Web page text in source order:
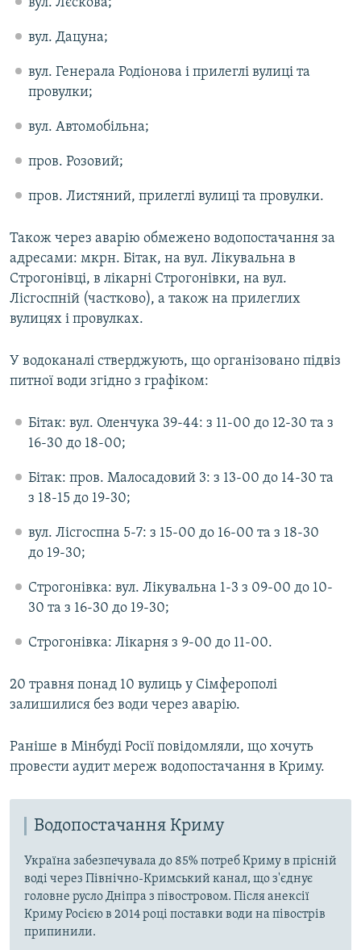
вул. Лєскова;
вул. Дацуна;
вул. Генерала Родіонова і прилеглі вулиці та
провулки;
вул. Автомобільна;
пров. Розовий;
пров. Листяний, прилеглі вулиці та провулки.
Також через аварію обмежено водопостачання за
адресами: мкрн. Бітак, на вул. Лікувальна в
Строгонівці, в лікарні Строгонівки, на вул.
Лісгоспній (частково), а також на прилеглих
вулицях і провулках.
У водоканалі стверджують, що організовано підвіз
питної води згідно з графіком:
Бітак: вул. Оленчука 39-44: з 11-00 до 12-30 та з
16-30 до 18-00;
Бітак: пров. Малосадовий 3: з 13-00 до 14-30 та
з 18-15 до 19-30;
вул. Лісгоспна 5-7: з 15-00 до 16-00 та з 18-30
до 19-30;
Строгонівка: вул. Лікувальна 1-3 з 09-00 до 10-
30 та з 16-30 до 19-30;
Строгонівка: Лікарня з 9-00 до 11-00.
20 травня понад 10 вулиць у Сімферополі
залишилися без води через аварію.
Раніше в Мінбуді Росії повідомляли, що хочуть
провести аудит мереж водопостачання в Криму.
Водопостачання Криму
Україна забезпечувала до 85% потреб Криму в прісній
воді через Північно-Кримський канал, що з'єднує
головне русло Дніпра з півостровом. Після анексії
Криму Росією в 2014 році поставки води на півострів
припинили.